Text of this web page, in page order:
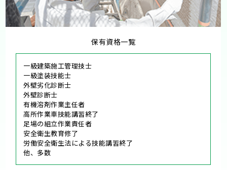
保有資格一覧
一級建築施工管理技士
一級塗装技能士
外壁劣化診断士
外壁診断士
有機溶剤作業主任者
高所作業車技能講習終了
足場の組立作業責任者
安全衛生教育修了
労働安全衛生法による技能講習終了
他、多数